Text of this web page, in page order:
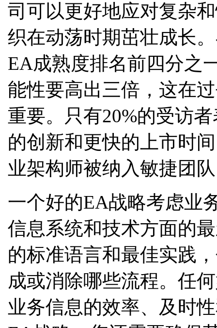
司可以更好地应对复杂
织在动荡时期茁壮成长
EA成熟度排名前四分之
能性要高出三倍，这在
重要。只有20%的受访
的创新和更快的上市时
业架构师被纳入敏捷团
一个好的EA战略考虑业
信息系统和技术方面的
的标准语言和最佳实践
成或消除哪些流程。任
业务信息的效率、及时